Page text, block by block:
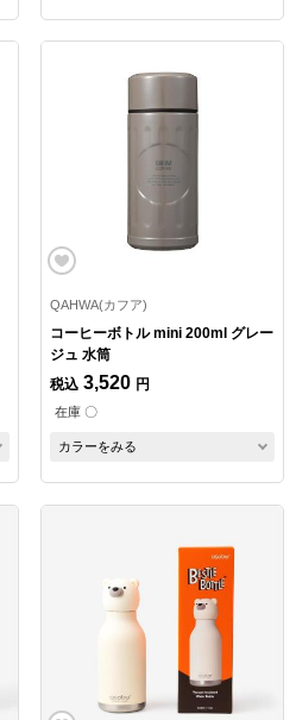
QAHWA(カフア)
コーヒーボトル mini 200ml グレー
ジュ 水筒
税込 3,520 円
在庫 〇
カラーをみる